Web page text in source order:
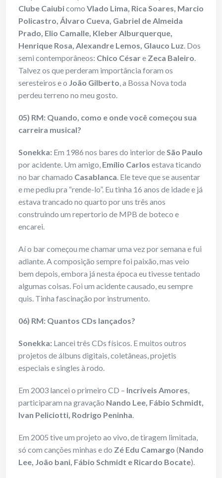
Clube Caiubicomo Vlado Lima, Rica Soares, Marcio
Policastro, Álvaro Cueva, Gabriel de Almeida
Prado, Elio Camalle, Kleber Alburquerque,
Henrique Rosa, Alexandre Lemos, Glauco Luz. Dos
semi contemporâneos: Chico Césare Zeca Baleiro.
Talvez os que perderam importância foram os
seresteiros e o João Gilberto, a Bossa Nova toda
perdeu terreno no meu gosto.
05) RM: Quando, como e onde você começou sua
carreira musical?
Sonekka: Em 1986 nos bares do interior deSão Paulo
por acidente. Um amigo, Emílio Carlos estava ticando
no bar chamado Casablanca. Ele teve que se ausentar
e me pediu pra “rende-lo”. Eu tinha 16 anos de idade e já
estava trancado no quarto por uns três anos
construindo um repertorio de MPB de boteco e
encarei.
Aí o bar começou me chamar uma vez por semana e fui
adiante. A composição sempre foi paixão, mas veio
bem depois, embora já nesta época eu tivesse tentado
algumas coisas. Foi um acidente causado, eu sempre
quis. Tinha fascinação por instrumento.
06) RM: Quantos CDs lançados?
Sonekka: Lancei três CDs físicos. E muitos outros
projetos de álbuns digitais, coletâneas, projetis
especiais e singles à rodo.
Em 2003 lancei o primeiro CD – Incríveis Amores,
participaram na gravação Nando Lee, Fábio Schmidt,
Ivan Peliciotti, Rodrigo Peninha.
Em 2005 tive um projeto ao vivo, de tiragem limitada,
só com canções minhas e do Zé Edu Camargo (Nando
Lee, João bani, Fábio Schmidt e Ricardo Bocate).